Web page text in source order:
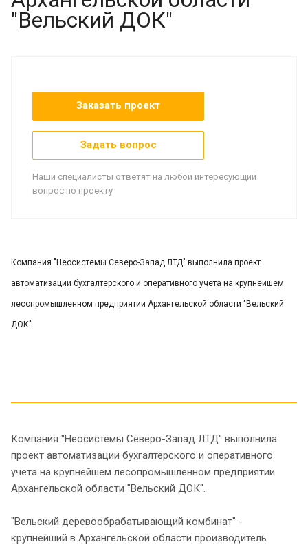
"Вельский ДОК"
Заказать проект
Задать вопрос
Наши специалисты ответят на любой интересующий
вопрос по проекту
Компания "Неосистемы Северо-Запад ЛТД" выполнила проект
автоматизации бухгалтерского и оперативного учета на крупнейшем
лесопромышленном предприятии Архангельской области "Вельский
ДОК".
Компания "Неосистемы Северо-Запад ЛТД" выполнила
проект автоматизации бухгалтерского и оперативного
учета на крупнейшем лесопромышленном предприятии
Архангельской области "Вельский ДОК".
"Вельский деревообрабатывающий комбинат" -
крупнейший в Архангельской области производитель